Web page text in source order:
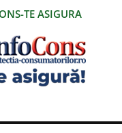
TE ASIGURA